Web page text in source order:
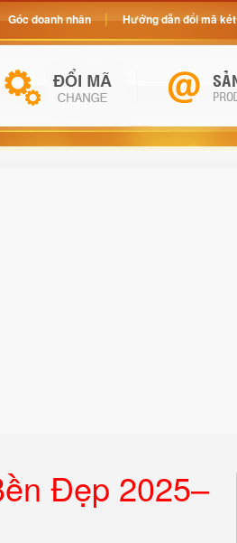
Đẹp 2025–
Góc doanh nhân Hướng dẫn đổi mã két